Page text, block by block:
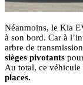
Néanmoins, le Kia
à son bord. Car à
arbre de
sièges pivotants
Au total, ce
places.